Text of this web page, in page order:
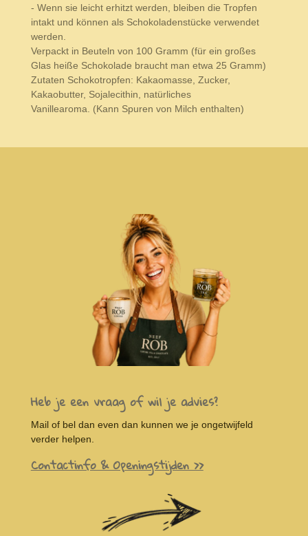
- Wenn sie leicht erhitzt werden, bleiben die Tropfen
intakt und können als Schokoladenstücke verwendet
werden.
Verpackt in Beuteln von 100 Gramm (für ein großes
Glas heiße Schokolade braucht man etwa 25 Gramm)
Zutaten Schokotropfen: Kakaomasse, Zucker,
Kakaobutter, Sojalecithin, natürliches
Vanillearoma. (Kann Spuren von Milch enthalten)
Heb je een vraag of wil je advies?
Mail of bel dan even dan kunnen we je ongetwijfeld
verder helpen.
Contactinfo & Openingstijden >>